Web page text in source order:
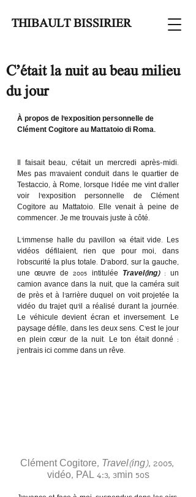
THIBAULT BISSIRIER
C’était la nuit au beau milieu
du jour
À propos de l’exposition personnelle de
Clément Cogitore au Mattatoio di Roma.
Il faisait beau, c’était un mercredi après-midi.
Mes pas m’avaient conduit dans le quartier de
Testaccio, à Rome, lorsque l’idée me vint d’aller
voir l’exposition personnelle de Clément
Cogitore au Mattatoio. Elle venait à peine de
commencer. Je me trouvais juste à côté.
L’immense halle du pavillon 9a était vide. Les
vidéos défilaient, rien que pour moi, dans
l’obscurité la plus totale. D’abord, sur la gauche,
une œuvre de 2005 intitulée
Travel(ing) : un
camion avance dans la nuit, que la caméra suit
de près et à l’arrière duquel on voit projetée la
vidéo du trajet qu’il a réalisé durant la journée.
Le véhicule devient écran et inversement. Le
paysage défile, dans les deux sens. C’est le jour
en plein cœur de la nuit. Le ton était donné :
j’entrais ici comme dans un rêve.
Clément Cogitore, Travel(ing), 2005,
vidéo, PAL 4:3, 3min 50s